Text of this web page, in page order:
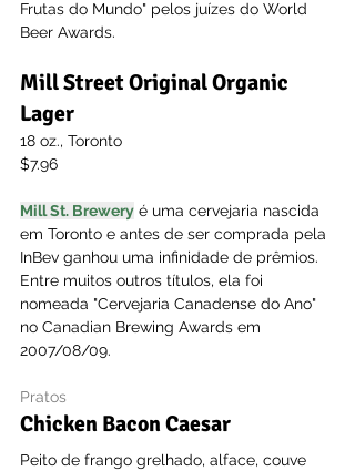
Frutas do Mundo" pelos juízes do World
Beer Awards.
Mill Street Original Organic
Lager
18 oz., Toronto
$7.96
Mill St. Brewery é uma cervejaria nascida
em Toronto e antes de ser comprada pela
InBev ganhou uma infinidade de prêmios.
Entre muitos outros títulos, ela foi
nomeada "Cervejaria Canadense do Ano"
no Canadian Brewing Awards em
2007/08/09.
Pratos
Chicken Bacon Caesar
Peito de frango grelhado, alface, couve